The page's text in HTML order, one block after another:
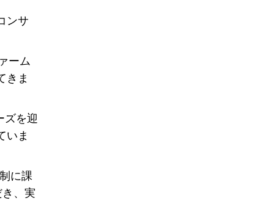
ンサ
ーム
きま
ズを迎
いま
に課
、実